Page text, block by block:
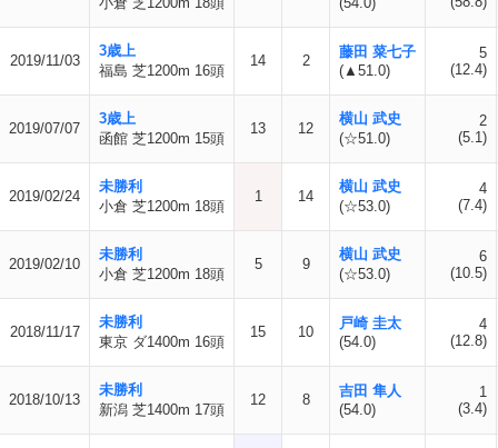
2019/11/03
3歳上
福島 芝1200m 16頭
14 2
藤田 菜七子
(▲51.0)
5
(12.4)
2019/07/07
3歳上
函館 芝1200m 15頭
13 12
横山 武史
(☆51.0)
2
(5.1)
2019/02/24
未勝利
小倉 芝1200m 18頭
1 14
横山 武史
(☆53.0)
4
(7.4)
2019/02/10
未勝利
小倉 芝1200m 18頭
5 9
横山 武史
(☆53.0)
6
(10.5)
2018/11/17
未勝利
東京 ダ1400m 16頭
15 10
戸崎 圭太
(54.0)
4
(12.8)
2018/10/13
未勝利
新潟 芝1400m 17頭
12 8
吉田 隼人
(54.0)
1
(3.4)